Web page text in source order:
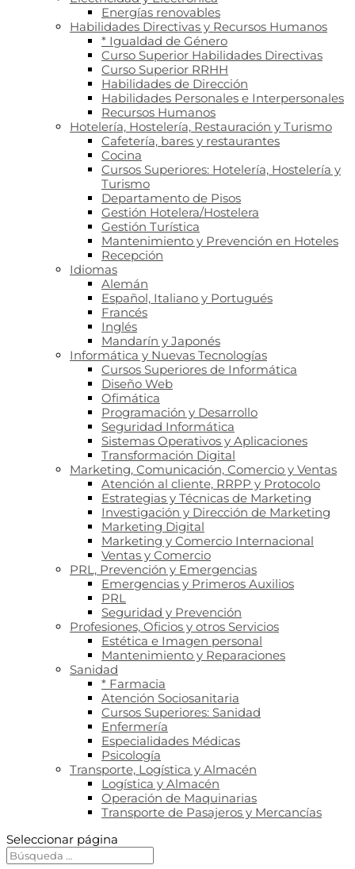
Energías renovables
Habilidades Directivas y Recursos Humanos
* Igualdad de Género
Curso Superior Habilidades Directivas
Curso Superior RRHH
Habilidades de Dirección
Habilidades Personales e Interpersonales
Recursos Humanos
Hotelería, Hostelería, Restauración y Turismo
Cafetería, bares y restaurantes
Cocina
Cursos Superiores: Hotelería, Hostelería y
Turismo
Departamento de Pisos
Gestión Hotelera/Hostelera
Gestión Turística
Mantenimiento y Prevención en Hoteles
Recepción
Idiomas
Alemán
Español, Italiano y Portugués
Francés
Inglés
Mandarín y Japonés
Informática y Nuevas Tecnologías
Cursos Superiores de Informática
Diseño Web
Ofimática
Programación y Desarrollo
Seguridad Informática
Sistemas Operativos y Aplicaciones
Transformación Digital
Marketing, Comunicación, Comercio y Ventas
Atención al cliente, RRPP y Protocolo
Estrategias y Técnicas de Marketing
Investigación y Dirección de Marketing
Marketing Digital
Marketing y Comercio Internacional
Ventas y Comercio
PRL, Prevención y Emergencias
Emergencias y Primeros Auxilios
PRL
Seguridad y Prevención
Profesiones, Oficios y otros Servicios
Estética e Imagen personal
Mantenimiento y Reparaciones
Sanidad
* Farmacia
Atención Sociosanitaria
Cursos Superiores: Sanidad
Enfermería
Especialidades Médicas
Psicología
Transporte, Logística y Almacén
Logística y Almacén
Operación de Maquinarias
Transporte de Pasajeros y Mercancías
Seleccionar página